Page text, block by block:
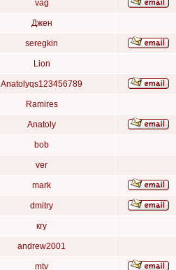
vag
Джен
seregkin
Lion
Anatolyqs123456789
Ramires
Anatoly
bob
ver
mark
dmitry
кгу
andrew2001
mtv